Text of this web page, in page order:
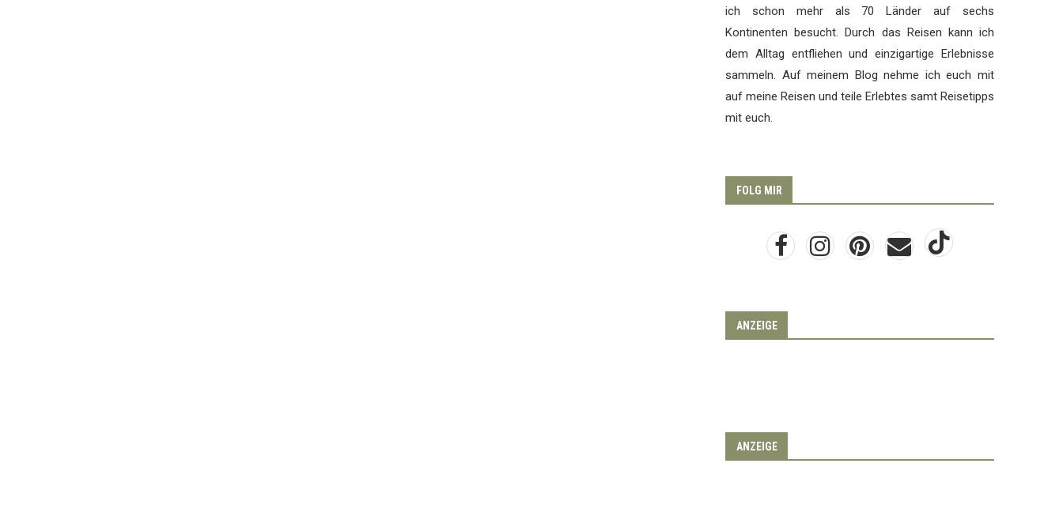
ich schon mehr als 70 Länder auf sechs
Kontinenten besucht. Durch das Reisen kann ich
dem Alltag entfliehen und einzigartige Erlebnisse
sammeln. Auf meinem Blog nehme ich euch mit
auf meine Reisen und teile Erlebtes samt Reisetipps
mit euch.
FOLG MIR
ANZEIGE
ANZEIGE